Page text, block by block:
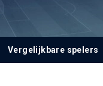
Vergelijkbare spelers